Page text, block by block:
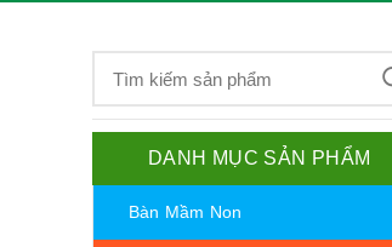
DANH MỤC SẢN PHẨM
Bàn Mầm Non